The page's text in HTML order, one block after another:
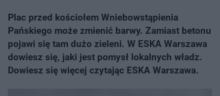
Plac przed kościołem Wniebowstąpienia
Pańskiego może zmienić barwy. Zamiast betonu
pojawi się tam dużo zieleni. W ESKA Warszawa
dowiesz się, jaki jest pomysł lokalnych władz.
Dowiesz się więcej czytając ESKA Warszawa.